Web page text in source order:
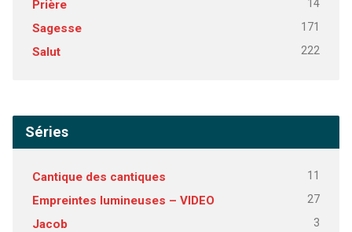
Prière 14
Sagesse 171
Salut 222
Séries
Cantique des cantiques 11
Empreintes lumineuses – VIDEO 27
Jacob 3